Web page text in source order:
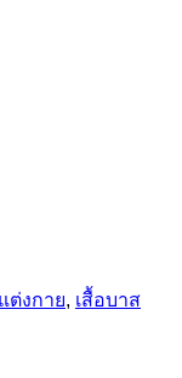
ต่งกาย, เสื้อบาส